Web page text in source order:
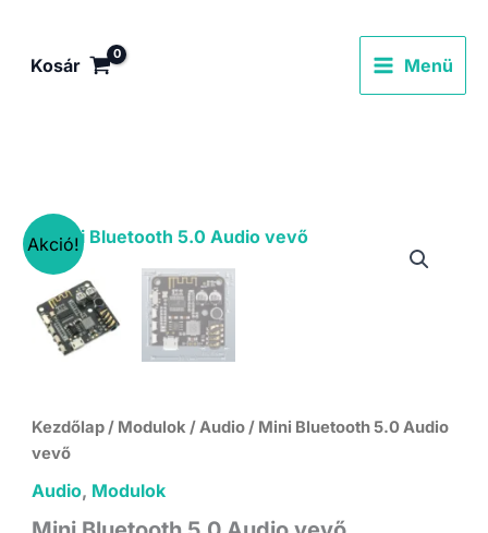
content
Kosár Menü
Akció!
Kezdőlap/ Modulok /Audio/ Mini Bluetooth 5.0 Audio
vevő
Audio, Modulok